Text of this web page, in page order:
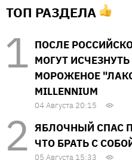
ТОП РАЗДЕЛА
ПОСЛЕ
МОГУТ
МОРОЖЕНОЕ
MILLENNIUM
04 Августа 20:15
ЯБЛОЧНЫЙ СПАС
ЧТО БРАТЬ С
05 Августа 15:33